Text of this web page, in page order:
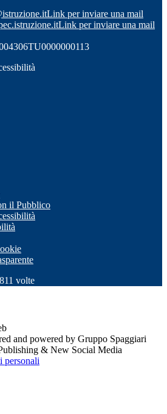
Link per inviare una mail
Link per inviare una mail
il Pubblico
811 volte
and powered by Gruppo Spaggiari
& New Social Media
personali